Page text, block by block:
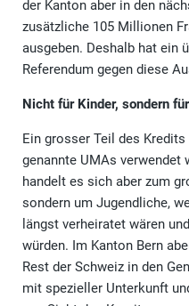
der Kanton aber in den
zusätzliche 105 Millionen
ausgeben. Deshalb hat ein
Referendum gegen diese
Nicht für Kinder, sondern
Ein grosser Teil des
genannte UMAs verwendet
handelt es sich aber zum
sondern um Jugendliche,
längst verheiratet wären
würden. Im Kanton Bern
Rest der Schweiz in den
mit spezieller Unterkunft